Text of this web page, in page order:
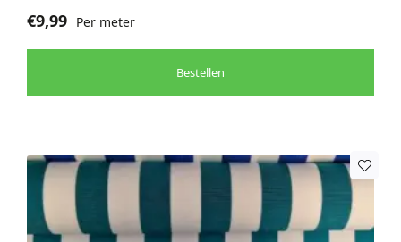
€9,99 Per meter
Bestellen
Dit
product
heeft
meerdere